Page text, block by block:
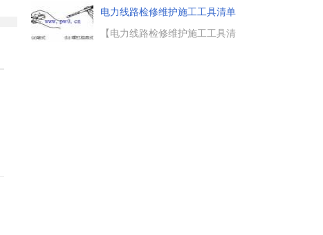
11接通，投入接地继电器KA。...
安装在不少于两个对称墙面上，
每个墙面两个电源插座之间水平
距离不宜超过2.5-3米，根据建筑
电力线路检修维护施工工具清单
【电力线路检修维护施工工具清